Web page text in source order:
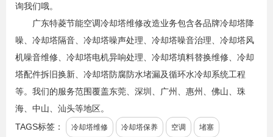
询我们哦。
广东特菱节能空调冷却塔维修改造业务包含各品牌冷却塔降
噪、冷却塔隔音、冷却塔噪声处理、冷却塔噪音治理、冷却塔风
机噪音维修、冷却塔电机异响处理、冷却塔填料替换维修、冷却
塔配件拆旧换新、冷却塔防腐防水堵漏及循环水冷却系统工程
等。我们的服务范围覆盖东莞、深圳、广州、惠州、佛山、珠
海、中山、汕头等地区。
TAGS标签：
冷却塔维修 冷却塔保养 空调 堵塞